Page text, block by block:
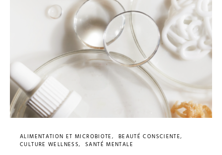
ALIMENTATION ET MICROBIOTE
BEAUTÉ CONSCIENTE
CULTURE WELLNESS
SANTÉ MENTALE